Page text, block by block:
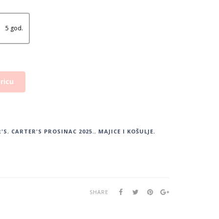
5 god.
, CARTER'S PROSINAC 2025., MAJICE I KOŠULJE,
SHARE